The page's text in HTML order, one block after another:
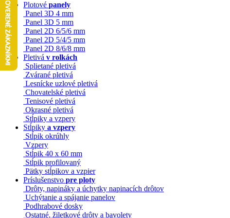
Plotové panely
Panel 3D 4 mm
Panel 3D 5 mm
Panel 2D 6/5/6 mm
Panel 2D 5/4/5 mm
Panel 2D 8/6/8 mm
Pletivá v rolkách
Splietané pletivá
Zvárané pletivá
Lesnícke uzlové pletivá
Chovatelské pletivá
Tenisové pletivá
Okrasné pletivá
Stĺpiky a vzpery
Stĺpiky a vzpery
Stĺpik okrúhly
Vzpery
Stĺpik 40 x 60 mm
Stĺpik profilovaný
Pätky stĺpikov a vzpier
Príslušenstvo pre ploty
Drôty, napináky a úchytky napinacích drôtov
Uchýtanie a spájanie panelov
Podhrabové dosky
Ostatné, žiletkové drôty a bavolety